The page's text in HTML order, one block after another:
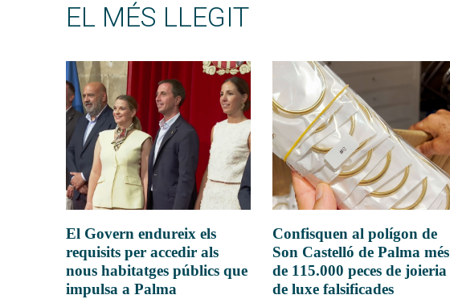
EL MÉS LLEGIT
El Govern endureix els
requisits per accedir als
nous habitatges públics que
impulsa a Palma
Confisquen al polígon de
Son Castelló de Palma més
de 115.000 peces de joieria
de luxe falsificades